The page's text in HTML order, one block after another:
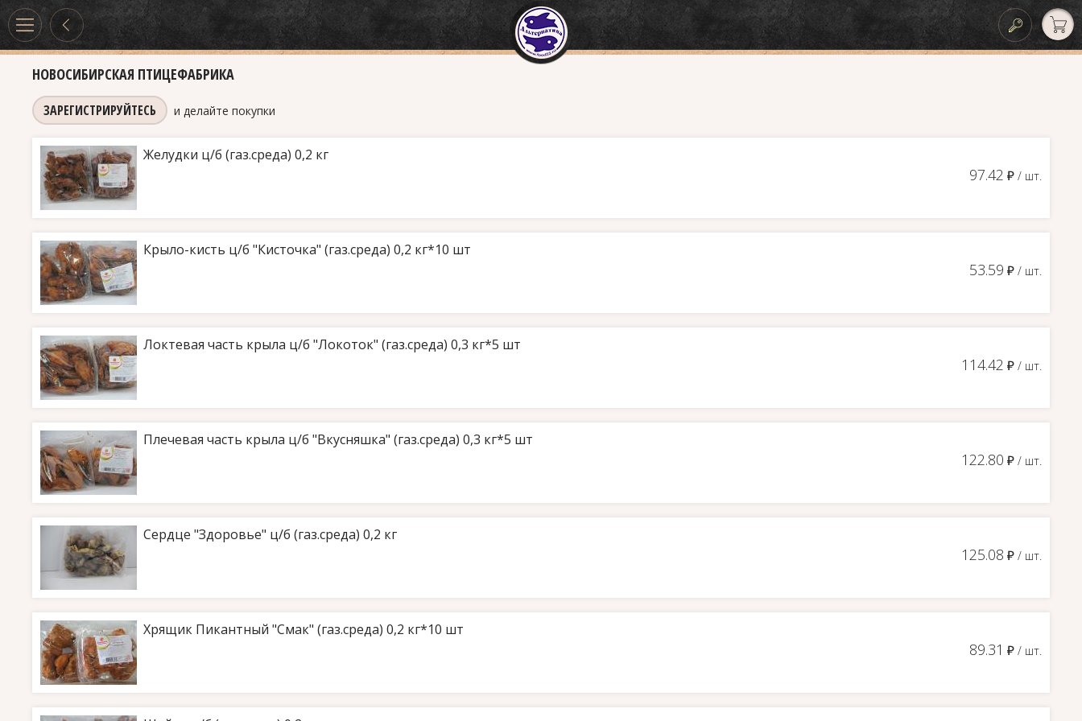
НОВОСИБИРСКАЯ ПТИЦЕФАБРИКА
ЗАРЕГИСТРИРУЙТЕСЬ и делайте покупки
97.42 д/ шт.
Желудки ц/б (газ.среда) 0,2 кг
53.59 д/ шт.
Крыло-кисть ц/б "Кисточка" (газ.среда) 0,2 кг*10 шт
114.42 д/ шт.
Локтевая часть крыла ц/б "Локоток" (газ.среда) 0,3 кг*5 шт
122.80 д/ шт.
Плечевая часть крыла ц/б "Вкусняшка" (газ.среда) 0,3 кг*5 шт
125.08 д/ шт.
Сердце "Здоровье" ц/б (газ.среда) 0,2 кг
89.31 д/ шт.
Хрящик Пикантный "Смак" (газ.среда) 0,2 кг*10 шт